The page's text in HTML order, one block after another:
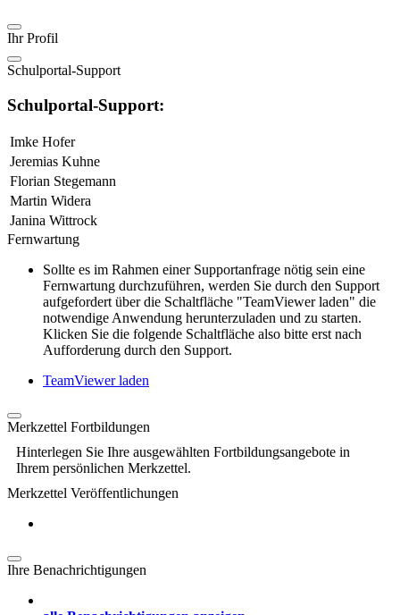
Ihr Profil
Schulportal-Support
Schulportal-Support:
Imke Hofer
Jeremias Kuhne
Florian Stegemann
Martin Widera
Janina Wittrock
Fernwartung
Sollte es im Rahmen einer Supportanfrage nötig sein eine
Fernwartung durchzuführen, werden Sie durch den Support
aufgefordert über die Schaltfläche "TeamViewer laden" die
notwendige Anwendung herunterzuladen und zu starten.
Klicken Sie die folgende Schaltfläche also bitte erst nach
Aufforderung durch den Support.
TeamViewer laden
Merkzettel Fortbildungen
Hinterlegen Sie Ihre ausgewählten Fortbildungsangebote in
Ihrem persönlichen Merkzettel.
Merkzettel Veröffentlichungen
Ihre Benachrichtigungen